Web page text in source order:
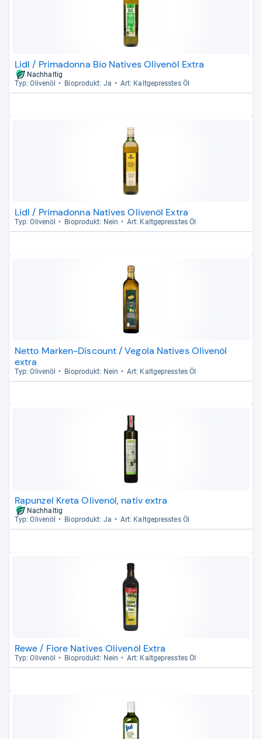
Lidl / Primadonna Bio Natives Olivenöl Extra
Nachhaltig
Typ: Oli­venöl
Bio­pro­dukt: Ja Art: Kalt­ge­press­tes Öl
Lidl / Primadonna Natives Olivenöl Extra
Typ: Oli­venöl Bio­pro­dukt: Nein Art: Kalt­ge­press­tes Öl
Netto Marken-Discount / Vegola Natives Olivenöl
extra
Typ: Oli­venöl Bio­pro­dukt: Nein Art: Kalt­ge­press­tes Öl
Rapunzel Kreta Olivenöl, nativ extra
Nachhaltig
Typ: Oli­venöl
Bio­pro­dukt: Ja Art: Kalt­ge­press­tes Öl
Rewe / Fiore Natives Olivenöl Extra
Typ: Oli­venöl Bio­pro­dukt: Nein Art: Kalt­ge­press­tes Öl